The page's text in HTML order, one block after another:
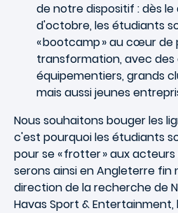
de notre dispositif : dès
d'octobre, les étudiants
« bootcamp » au cœur
transformation, avec
équipementiers, grands
mais aussi jeunes
Nous souhaitons bouger les
c'est pourquoi les étudiants
pour se « frotter » aux
serons ainsi en Angleterre fin
direction de la recherche de
Havas Sport & Entertainment,